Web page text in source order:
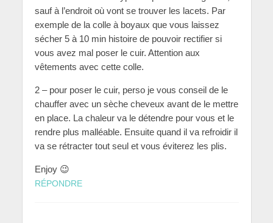
sauf à l’endroit où vont se trouver les lacets. Par
exemple de la colle à boyaux que vous laissez
sécher 5 à 10 min histoire de pouvoir rectifier si
vous avez mal poser le cuir. Attention aux
vêtements avec cette colle.
2 – pour poser le cuir, perso je vous conseil de le
chauffer avec un sèche cheveux avant de le mettre
en place. La chaleur va le détendre pour vous et le
rendre plus malléable. Ensuite quand il va refroidir il
va se rétracter tout seul et vous éviterez les plis.
Enjoy 😉
RÉPONDRE